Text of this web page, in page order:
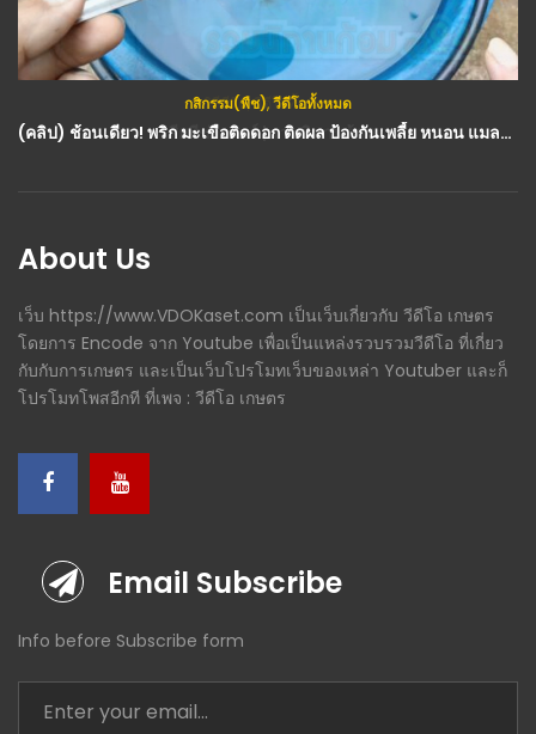
กสิกรรม(พืช),วีดีโอทั้งหมด
(คลิป) ช้อนเดียว! พริก มะเขือติดดอก ติดผล ป้องกันเพลี้ย หนอน แมลง : วีดีโอ เกษตร
About Us
เว็บ https://www.VDOKaset.com เป็นเว็บเกี่ยวกับ วีดีโอ เกษตร
โดยการ Encode จาก Youtube เพื่อเป็นแหล่งรวบรวมวีดีโอ ที่เกี่ยว
กับกับการเกษตร และเป็นเว็บโปรโมทเว็บของเหล่า Youtuber และก็
โปรโมทโพสอีกที ที่เพจ : วีดีโอ เกษตร
Email Subscribe
Info before Subscribe form